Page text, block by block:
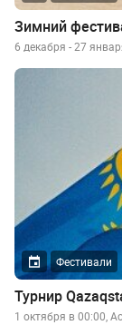
Зимний
6 декабря - 27
Фестивали
Турнир
1 октября в 00:00,